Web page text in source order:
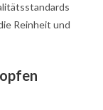
Reinheit und